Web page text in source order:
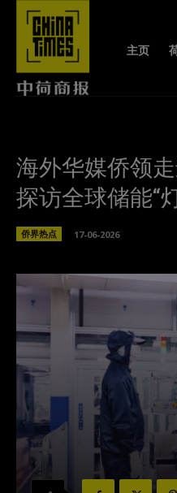
主页
海外华媒侨领
探访全球储能“
侨界热点 17-06-2026